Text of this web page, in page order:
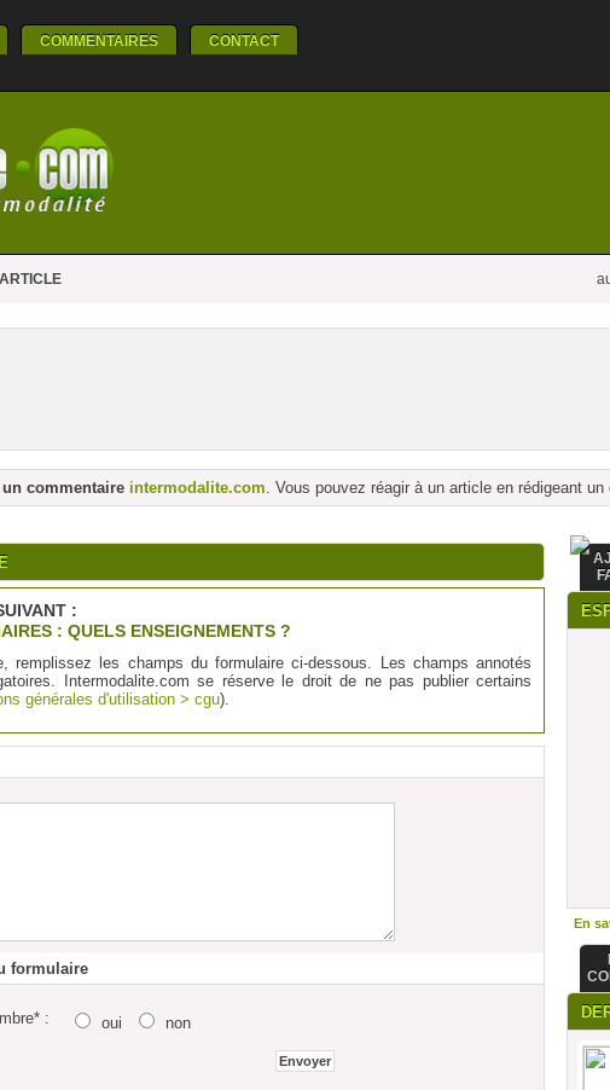
COMMENTAIRES CONTACT
commentaire intermodalite.com. Vous pouvez réagir à un article en rédigeant un
:
: QUELS ENSEIGNEMENTS ?
remplissez les champs du formulaire ci-dessous. Les champs annotés
Intermodalite.com se réserve le droit de ne pas publier certains
générales d'utilisation > cgu).
formulaire
: oui non
En